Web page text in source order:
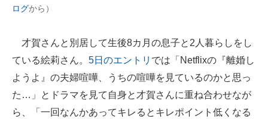
エレクトロニクス専門サイト
電子設計の基本と応用
エネルギーの専門メディア
建設×テクノロジーの最前線
ちょっと気になるネットの話題
ログから）
才賀さんと別居して生後8カ月の息子と2人暮らしをし
ている絵莉さん。 5日のエントリ では「Netflixの『離婚し
ようよ』の夫婦喧嘩、うちの喧嘩を見ているのかと思っ
た…」とドラマを見て自身と才賀さんに重ね合わせなが
ら、「一回なんかあってキレるとキレポイント低くなる